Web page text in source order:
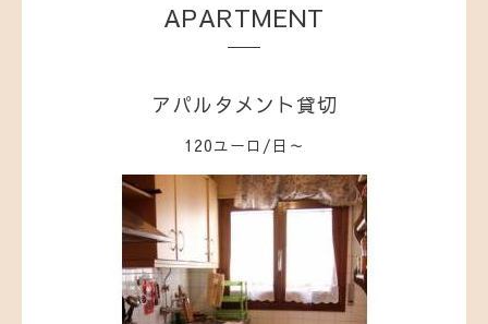
APARTMENT
アパルタメント貸切
120ユーロ/日～